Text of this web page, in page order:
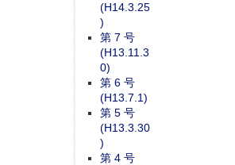
(H14.3.25
)
第 7 号
(H13.11.3
0)
第 6 号
(H13.7.1)
第 5 号
(H13.3.30
)
第 4 号